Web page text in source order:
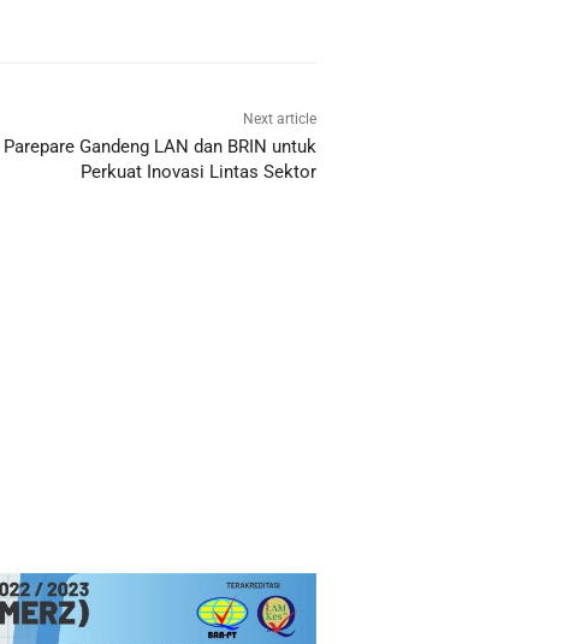
Next article
Gandeng LAN dan BRIN untuk
Perkuat Inovasi Lintas Sektor